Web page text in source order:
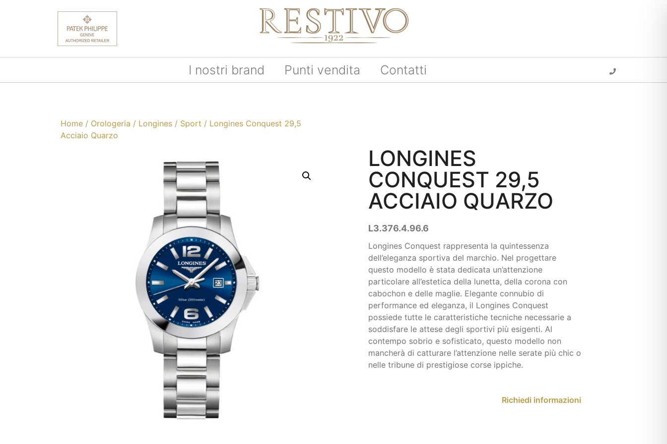
I nostri brand Punti vendita Contatti
Home / Orologeria / Longines / Sport / Longines Conquest 29,5
Acciaio Quarzo
LONGINES
CONQUEST 29,5
ACCIAIO QUARZO
L3.376.4.96.6
Longines Conquest rappresenta la quintessenza
dell’eleganza sportiva del marchio. Nel progettare
questo modello è stata dedicata un’attenzione
particolare all’estetica della lunetta, della corona con
cabochon e delle maglie. Elegante connubio di
performance ed eleganza, il Longines Conquest
possiede tutte le caratteristiche tecniche necessarie a
soddisfare le attese degli sportivi più esigenti. Al
contempo sobrio e sofisticato, questo modello non
mancherà di catturare l’attenzione nelle serate più chic o
nelle tribune di prestigiose corse ippiche.
Richiedi informazioni